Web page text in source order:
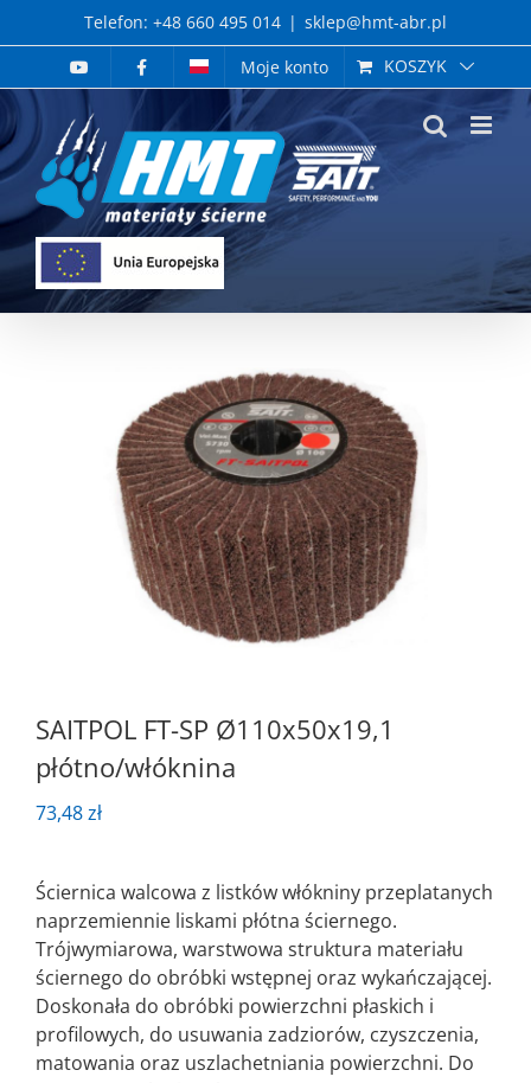
to
Telefon: +48 660 495 014 | sklep@hmt-abr.pl
Moje konto
KOSZYK
SAITPOL FT-SP Ø110x50x19,1
płótno/włóknina
73,48zł
Ściernica walcowa z listków włókniny przeplatanych
naprzemiennie liskami płótna ściernego.
Trójwymiarowa, warstwowa struktura materiału
ściernego do obróbki wstępnej oraz wykańczającej.
Doskonała do obróbki powierzchni płaskich i
profilowych, do usuwania zadziorów, czyszczenia,
matowania oraz uszlachetniania powierzchni. Do